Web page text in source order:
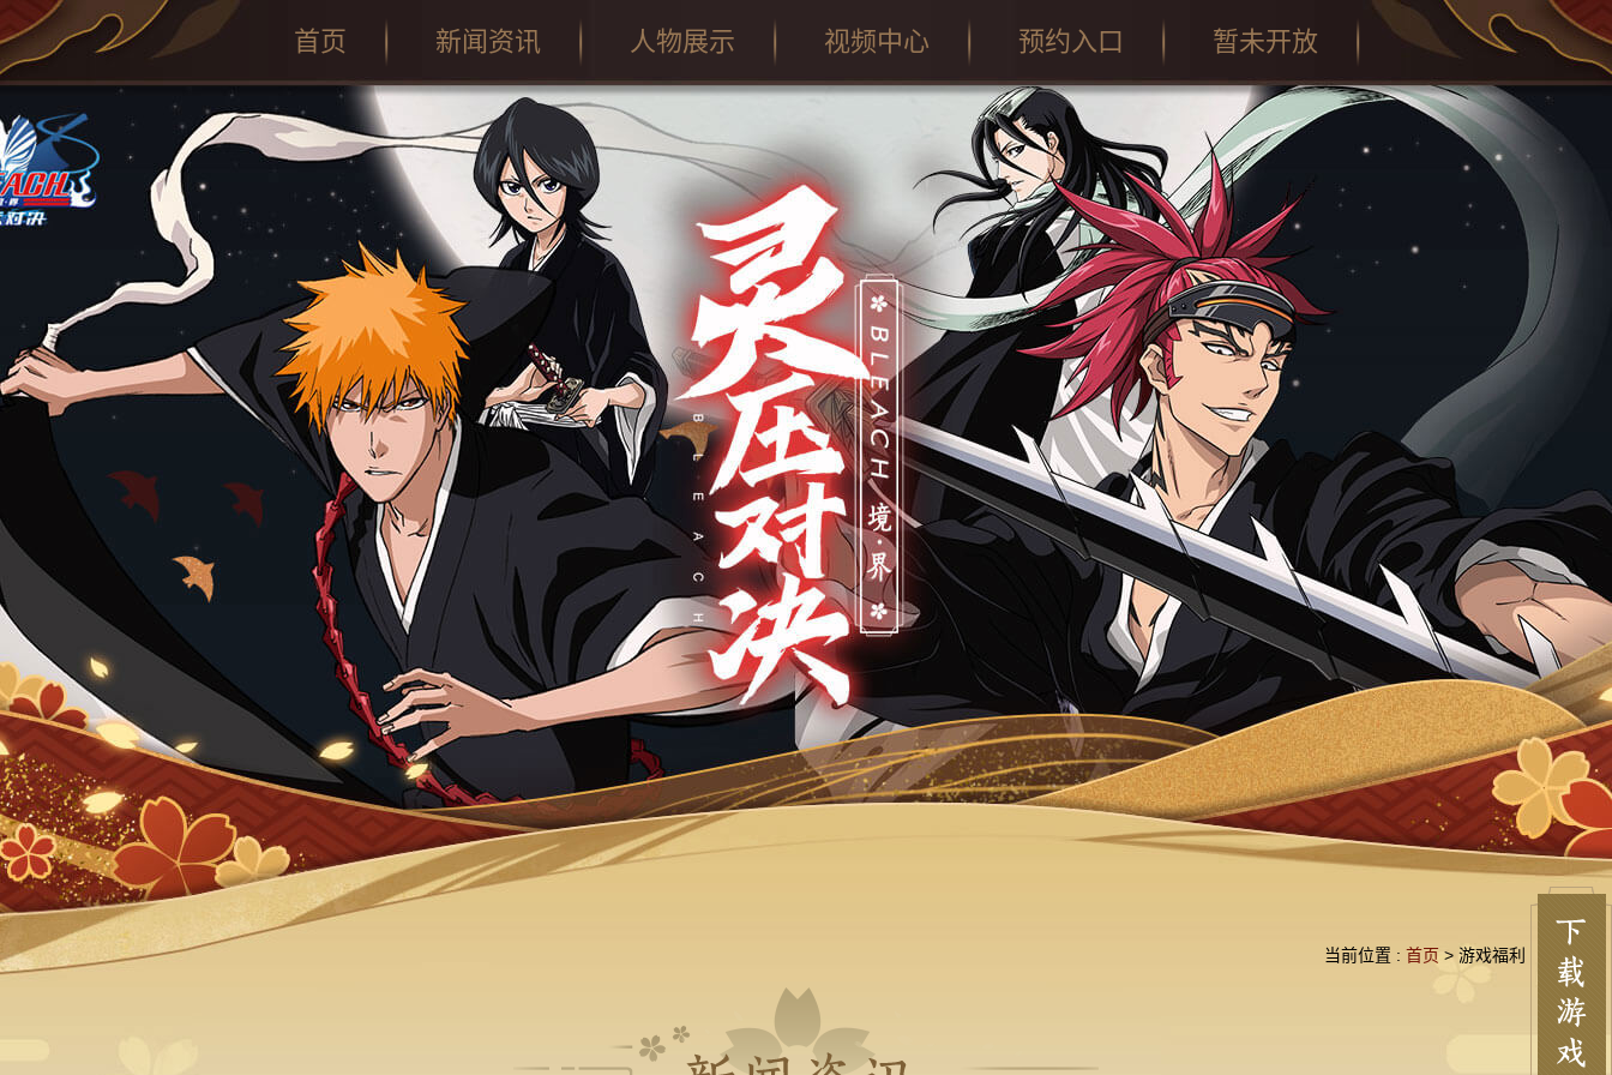
首页 新闻资讯 人物展示 视频中心 预约入口 暂未开放
当前位置 : 首页 > 游戏福利